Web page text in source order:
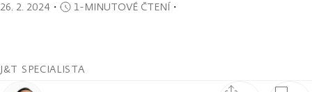
26. 2. 2024 ・ 1-MINUTOVÉ ČTENÍ・
J&T SPECIALISTA